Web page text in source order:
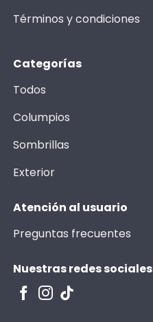
Términos y condiciones
Categorías
Todos
Columpios
Sombrillas
Exterior
Atención al usuario
Preguntas frecuentes
Nuestras redes sociales